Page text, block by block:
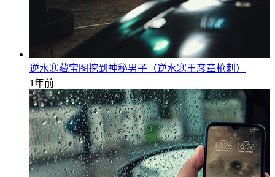
逆水寒藏宝图挖到神秘男子（逆水寒王彦章枪刺）
1年前